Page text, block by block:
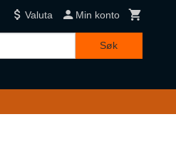
Valuta Min konto
Søk